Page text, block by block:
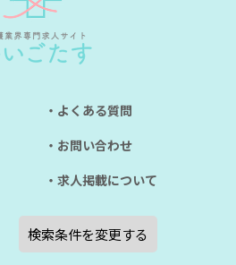
検索条件を変更する
・よくある質問
・お問い合わせ
・求人掲載について